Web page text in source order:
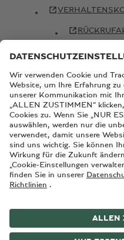
© Copyright
NEHMEN SIE
ALLGEMEINE